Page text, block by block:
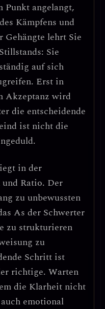
Punkt angelangt,
Kämpfens und
Gehängte lehrt Sie
: Sie
auf sich
Erst in
Akzeptanz wird
die entscheidende
ist nicht die
in der
Ratio. Der
zu unbewussten
As der Schwerter
zu strukturieren
zu
Schritt ist
richtige. Warten
die Klarheit nicht
emotional